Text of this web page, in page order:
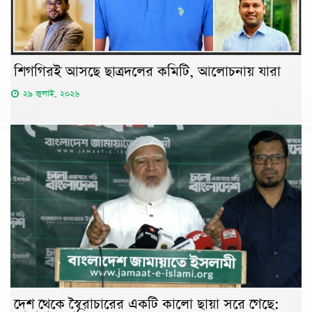
শিগগিরই আসছে ছাত্রদলের কমিটি, আলোচনায় যারা
২৯ জুলাই, ২০২৬
দেশ থেকে স্বৈরাচারের একটি কালো ছায়া সরে গেছে: